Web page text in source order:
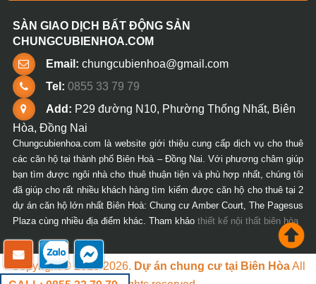
SÀN GIAO DỊCH BẤT ĐỘNG SẢN
CHUNGCUBIENHOA.COM
Email: chungcubienhoa@gmail.com
Tel: 0855 33 79 79
Add: P29 đường N10, Phường Thống Nhất, Biên
Hòa, Đồng Nai
Chungcubienhoa.com là website giới thiệu cung cấp dịch vụ cho thuê
các căn hộ tại thành phố Biên Hoà – Đồng Nai. Với phương châm giúp
bạn tìm được ngôi nhà cho thuê thuận tiện và phù hợp nhất, chúng tôi
đã giúp cho rất nhiều khách hàng tìm kiếm được căn hộ cho thuê tại 2
dự án căn hộ lớn nhất Biên Hoà: Chung cư Amber Court, The Pagesus
Plaza cùng nhiều địa điểm khác. Tham khảo thiết kế nội thất biên hòa
Copyright © 2018-2026. Dự án chung cư tại Biên HòaAll